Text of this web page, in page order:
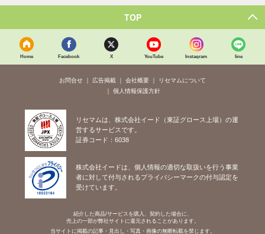
TOP
Home Facebook X YouTube Instagram line
お問合せ 広告掲載 会社概要
リセマムについて
個人情報保護方針
リセマムは、株式会社イード（東証グロース上場）の運
営するサービスです。
証券コード：6038
株式会社イードは、個人情報の適切な取扱いを行う事業
者に対して付与されるプライバシーマークの付与認定を
受けています。
紹介した商品/サービスを購入、契約した場合に、
売上の一部が弊社サイトに還元されることがあります。
当サイトに掲載の記事・見出し・写真・画像の無断転載を禁じます。